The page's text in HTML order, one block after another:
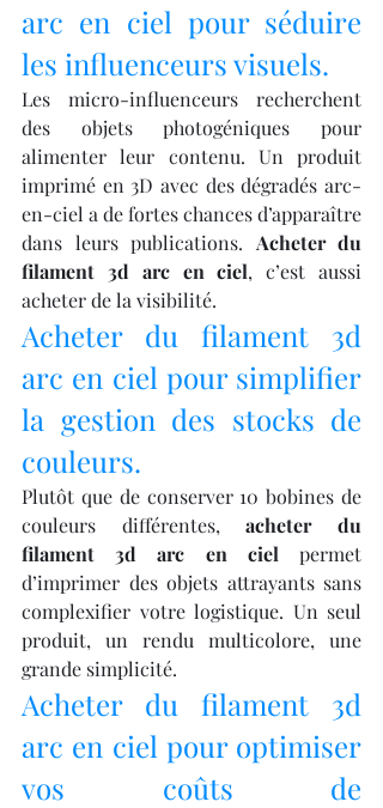
arc en ciel pour séduire
les influenceurs visuels.
Les micro-influenceurs recherchent
des objets photogéniques pour
alimenter leur contenu. Un produit
imprimé en 3D avec des dégradés arc-
en-ciel a de fortes chances d’apparaître
dans leurs publications. Acheter du
filament 3d arc en ciel, c’est aussi
acheter de la visibilité.
Acheter du filament 3d
arc en ciel pour simplifier
la gestion des stocks de
couleurs.
Plutôt que de conserver 10 bobines de
couleurs différentes, acheter du
filament 3d arc en ciel permet
d’imprimer des objets attrayants sans
complexifier votre logistique. Un seul
produit, un rendu multicolore, une
grande simplicité.
Acheter du filament 3d
arc en ciel pour optimiser
vos coûts de